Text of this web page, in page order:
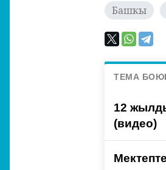
Башкы
ТЕМА
12
(видео)